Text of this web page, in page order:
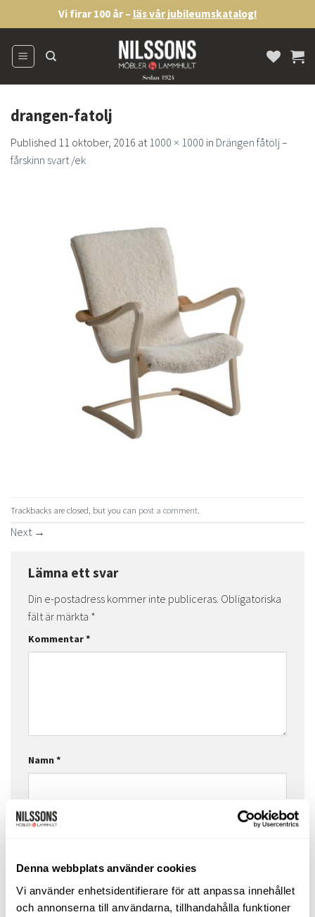
Denna webbplats använder cookies
Vi använder enhetsidentifierare för att anpassa innehållet
och annonserna till användarna, tillhandahålla funktioner
to
content
Vi firar 100 år – läs vår jubileumskatalog!
drangen-fatolj
Published 11 oktober, 2016 at1000 × 1000 in Drängen fåtölj –
fårskinn svart /ek
Trackbacks are closed, but you can post a comment
Next →
Lämna ett svar
Din e-postadress kommer inte publiceras. Obligatoriska
fält är märkta *
Kommentar*
Namn*
E-postadress
Webbplats